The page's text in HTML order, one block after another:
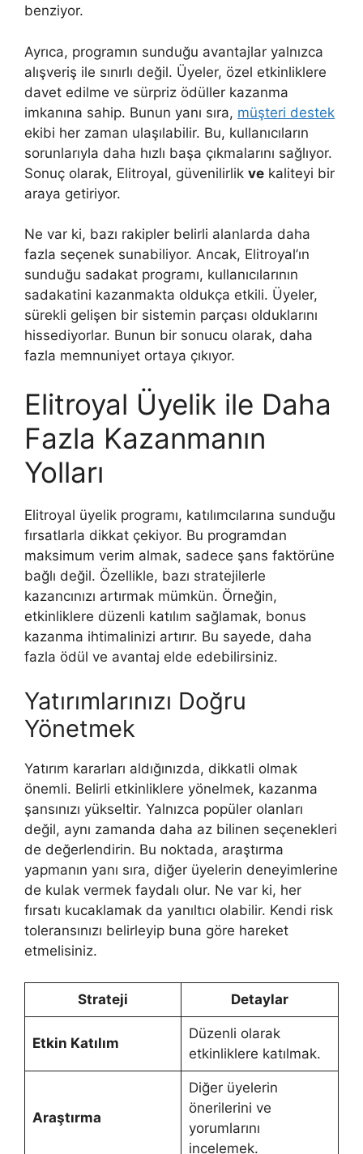
benziyor.
Ayrıca, programın sunduğu avantajlar yalnızca
alışveriş ile sınırlı değil. Üyeler, özel etkinliklere
davet edilme ve sürpriz ödüller kazanma
imkanına sahip. Bunun yanı sıra, müşteri destek
ekibi her zaman ulaşılabilir. Bu, kullanıcıların
sorunlarıyla daha hızlı başa çıkmalarını sağlıyor.
Sonuç olarak, Elitroyal, güvenilirlik ve kaliteyi bir
araya getiriyor.
Ne var ki, bazı rakipler belirli alanlarda daha
fazla seçenek sunabiliyor. Ancak, Elitroyal’ın
sunduğu sadakat programı, kullanıcılarının
sadakatini kazanmakta oldukça etkili. Üyeler,
sürekli gelişen bir sistemin parçası olduklarını
hissediyorlar. Bunun bir sonucu olarak, daha
fazla memnuniyet ortaya çıkıyor.
Elitroyal Üyelik ile Daha
Fazla Kazanmanın
Yolları
Elitroyal üyelik programı, katılımcılarına sunduğu
fırsatlarla dikkat çekiyor. Bu programdan
maksimum verim almak, sadece şans faktörüne
bağlı değil. Özellikle, bazı stratejilerle
kazancınızı artırmak mümkün. Örneğin,
etkinliklere düzenli katılım sağlamak, bonus
kazanma ihtimalinizi artırır. Bu sayede, daha
fazla ödül ve avantaj elde edebilirsiniz.
Yatırımlarınızı Doğru
Yönetmek
Yatırım kararları aldığınızda, dikkatli olmak
önemli. Belirli etkinliklere yönelmek, kazanma
şansınızı yükseltir. Yalnızca popüler olanları
değil, aynı zamanda daha az bilinen seçenekleri
de değerlendirin. Bu noktada, araştırma
yapmanın yanı sıra, diğer üyelerin deneyimlerine
de kulak vermek faydalı olur. Ne var ki, her
fırsatı kucaklamak da yanıltıcı olabilir. Kendi risk
toleransınızı belirleyip buna göre hareket
etmelisiniz.
Strateji Detaylar
Etkin Katılım
Düzenli olarak
etkinliklere katılmak.
Araştırma
Diğer üyelerin
önerilerini ve
yorumlarını
incelemek.